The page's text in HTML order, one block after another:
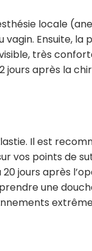
locale
Ensuite, la
très
après la
Il est
vos points de
jours après
une